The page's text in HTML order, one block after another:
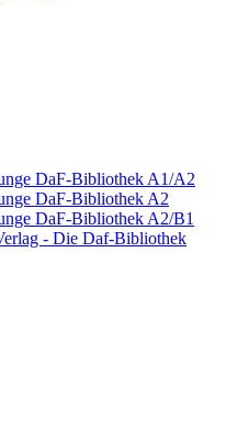
DaF-Bibliothek A1/A2
DaF-Bibliothek A2
DaF-Bibliothek A2/B1
- Die Daf-Bibliothek